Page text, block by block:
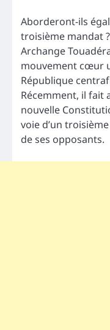
Aborderont-ils
troisième mandat
Archange
mouvement cœur
République
Récemment, il fait
nouvelle
voie d’un
de ses opposants.